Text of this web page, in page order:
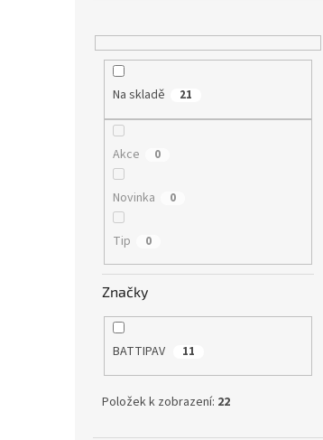
Na skladě 21
Akce 0
Novinka 0
Tip 0
Značky
BATTIPAV 11
Položek k zobrazení: 22